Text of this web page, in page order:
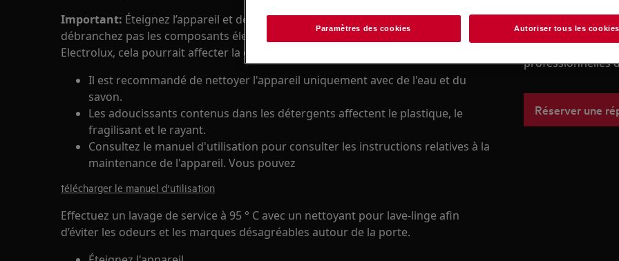
Important: Éteignez l’appareil et débranchez-le avant de le nettoyer. Ne
débranchez pas les composants électriques ou fonctionnels sans consulter
Electrolux, cela pourrait affecter la garantie.
Il est recommandé de nettoyer l'appareil uniquement avec de l'eau et du
savon.
Les adoucissants contenus dans les détergents affectent le plastique, le
fragilisant et le rayant.
Consultez le manuel d'utilisation pour consulter les instructions relatives à la
maintenance de l'appareil. Vous pouvez
télécharger le manuel d'utilisation
Effectuez un lavage de service à 95 ° C avec un nettoyant pour lave-linge afin
d’éviter les odeurs et les marques désagréables autour de la porte.
Fixez un rendez-
qualifiés AEG et
professionnelles
Réserver une
Paramètres des cookies Autoriser tous les cookies